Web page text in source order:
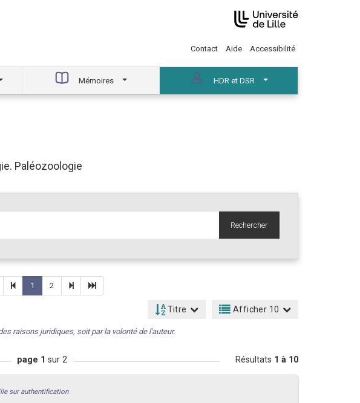
Contact Aide Accessibilité
Mémoires HDR et DSR
Paléozoologie
Rechercher
1 2
Titre Afficher 10
raisons juridiques, soit par la volonté de l'auteur.
page 1 sur 2 Résultats 1 à 10
sur authentification